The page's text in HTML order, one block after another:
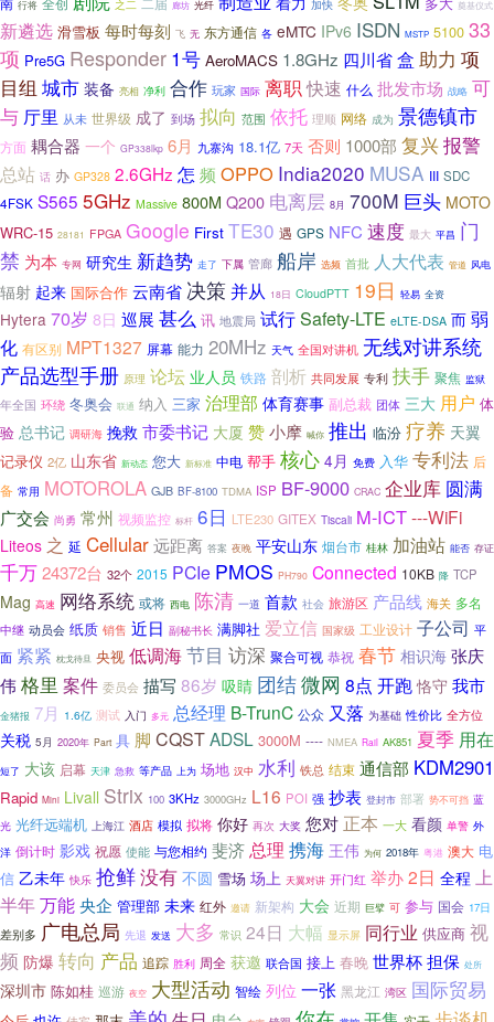
行将 之二 廊坊 光纤 加快 奠基仪式
新遴选 滑雪板 每时每刻 飞 无 东方通信 各 eMTC IPv6 ISDN MSTP 5100 33
项 Pre5G Responder 1号 AeroMACS 1.8GHz 四川省盒 助力 项
目组 城市 装备 亮相 净利 合作 玩家 国际 离职快速 什么 批发市场 战略 可
与 厅里 从未 世界级 成了 到场 拟向 范围 依托 理顺 网络 成为 景德镇市
方面 耦合器 一个 GP338lkp 6月 九寨沟 18.1亿 7天 否则 1000部 复兴报警
总站 话 办 GP328 2.6GHz 怎 频 OPPO India2020 MUSA III SDC
4FSK S565 5GHz Massive 800M Q200 电离层 8月 700M 巨头 MOTO
WRC-15 28181 FPGA Google First TE30 遇 GPS NFC 速度 最大 平昌 门
禁 为本 专网 研究生 新趋势 走了 下属 管廊 船岸 选频 首批 人大代表 管道 风电
辐射 起来 国际合作 云南省 决策并从 18日 CloudPTT 19日 轻易 全资
Hytera 70岁 8日 巡展 甚么 讯 地震局 试行Safety-LTE eLTE-DSA 而 弱
化 有区别 MPT1327 屏幕 能力 20MHz 天气 全国对讲机 无线对讲系统
产品选型手册 原理 论坛 业人员 铁路 剖析 共同发展 专利 扶手 聚焦 监狱
年全国 环绕 冬奥会 联通 纳入 三家 治理部 体育赛事 副总裁 团体 三大 用户 体
验 总书记 调研海 挽救 市委书记 大厦 赞小摩 喊你 推出 临汾 疗养 天翼
记录仪 2亿 山东省 新动态 您大 新标准 中电 帮手 核心 4月 免费 入华 专利法 后
备 常用 MOTOROLA GJB BF-8100 TDMA ISP BF-9000 CRAC 企业库 圆满
广交会 尚勇 常州 视频监控 标杆 6日 LTE230 GITEX Tiscali M-ICT---WiFi
Liteos 之 延 Cellular远距离 答案 夜晚 平安山东 烟台市 桂林 加油站 能否 存证
千万24372台 32个 2015 PCIe PMOS PH790 Connected 10KB 降 TCP
Mag 高速 网络系统 或将 西电 陈清 一道 首款 社会 旅游区 产品线 海关 多名
中继 动员会 纸质 销售 近日 副秘书长 满脚社 爱立信 国家级 工业设计 子公司 平
面 紧紧 枕戈待旦 央视 低调海节目 访深 聚合可视 恭祝 春节 相识海 张庆
伟格里 案件 委员会 描写 86岁 吸睛 团结微网 8点 开跑 恪守 我市
金猪报 7月 1.6亿 测试 入门 多元 总经理 B-TrunC 公众 又落 为基础 性价比 全方位
关税 5月 2020年 Part 具 脚 CQSTADSL 3000M ---- NMEA Rail AK851 夏季 用在
短了 大该 启幕 天津 急救 等产品 上为 场地 汉中 水利 铁总 结束 通信部 KDM2901
Rapid Mini Livall Strix 100 3KHz 3000GHz L16 POI 强 抄表 登封市 部署 势不可挡 蓝
光 光纤远端机 上海江 酒店 模拟 拟将 你好 再次 大奖 您对 正本 一大 看颜 单警 外
洋 倒计时 影戏 祝愿 使能 与您相约 斐济 总理 携海 王伟 为何 2018年 粤港 澳大 电
信 乙未年 快乐 抢鲜没有 不圆 雪场 场上 天翼对讲 开门红 举办2日 全程 上
半年万能央企 管理部 未来 红外 邀请 新架构 大会 近期 巨擘 可 参与 国会 17日
差别多 广电总局 先退 发送 大多 常识 24日 大幅 显示屏 同行业 供应商 视
频 防爆 转向 产品 追踪 胜利 周全 获邀 联合国 接上 春晚 世界杯担保 处所
深圳市 陈如桂 巡游 夜空 大型活动 智绘 列位 一张 黑龙江 湾区 国际贸易